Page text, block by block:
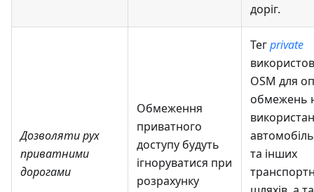
доріг.
Дозволяти рух
приватними
дорогами
Обмеження
приватного
доступу будуть
ігноруватися при
розрахунку
Тегprivate
OSM для
обмежень
та інших